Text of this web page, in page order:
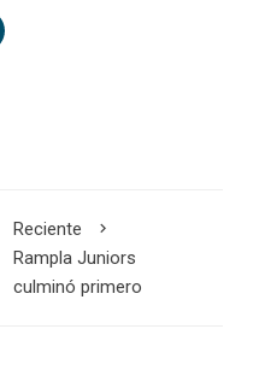
Reciente
Rampla Juniors
culminó primero